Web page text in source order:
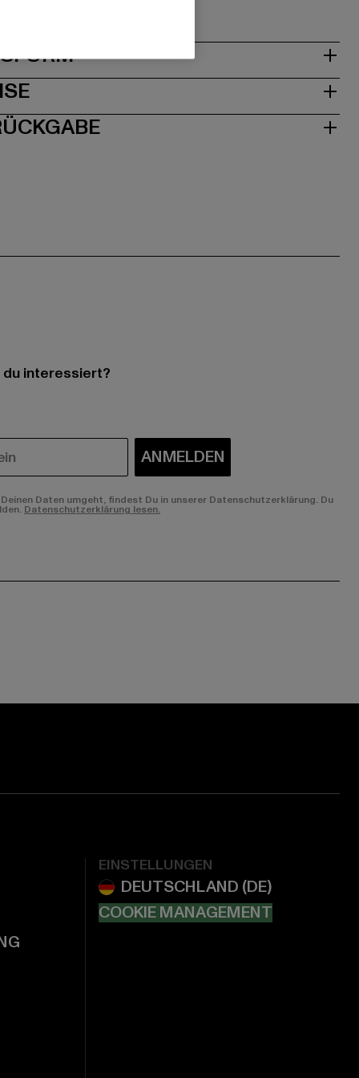
PASSFORM
interessiert?
ANMELDEN
Daten umgeht, findest Du in unserer Datenschutzerklärung. Du
Datenschutzerklärung lesen.
EINSTELLUNGEN
COOKIE MANAGEMENT